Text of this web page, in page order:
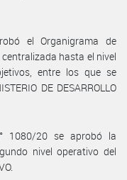
el Organigrama de
hasta el nivel
entre los que se
DE DESARROLLO
1080/20 se aprobó la
nivel operativo del